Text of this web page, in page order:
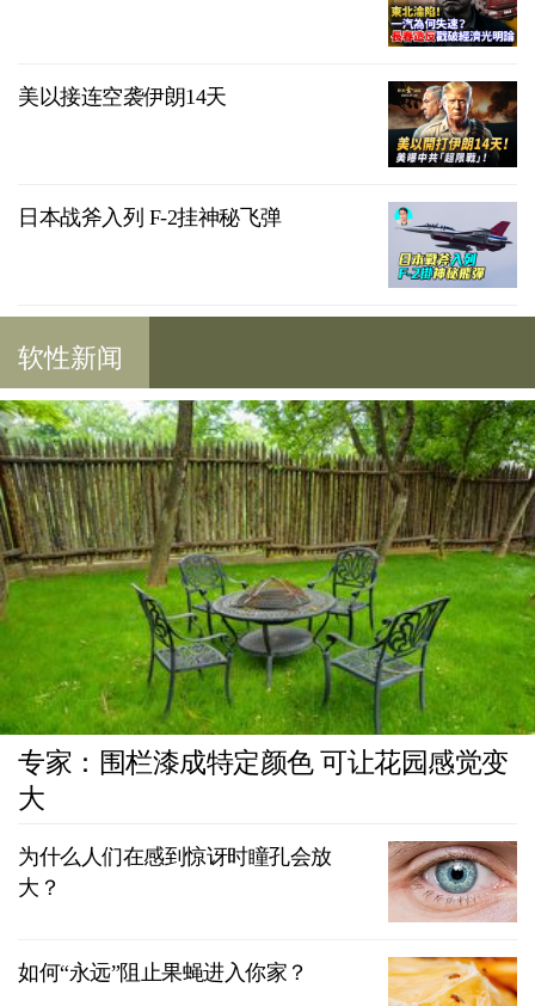
美以接连空袭伊朗14天
日本战斧入列 F-2挂神秘飞弹
软性新闻
专家：围栏漆成特定颜色 可让花园感觉变
大
为什么人们在感到惊讶时瞳孔会放
大？
如何“永远”阻止果蝇进入你家？